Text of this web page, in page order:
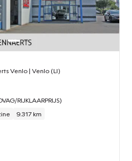
Venlo| Venlo (LI)
RIJKLAARPRIJS)
9.317 km